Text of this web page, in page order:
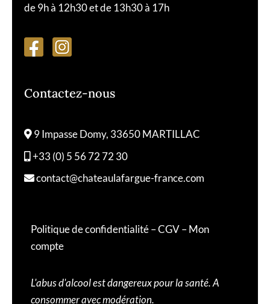
de 9h à 12h30 et de 13h30 à 17h
Contactez-nous
9 Impasse Domy, 33650 MARTILLAC
+33 (0) 5 56 72 72 30
contact@chateaulafargue-france.com
Politique de confidentialité–CGV–Mon
compte
L'abus d'alcool est dangereux pour la santé. A
consommer avec modération.